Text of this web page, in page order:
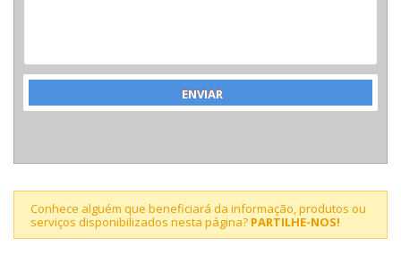
Conhece alguém que beneficiará da informação, produtos ou
serviços disponibilizados nesta página? PARTILHE-NOS!